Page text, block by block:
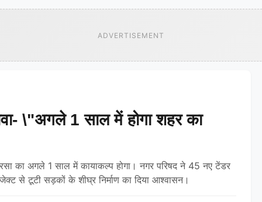
ADVERTISEMENT
\"अगले 1 साल में होगा शहर का
का अगले 1 साल में कायाकल्प होगा। नगर परिषद ने 45 नए टेंडर
से टूटी सड़कों के शीघ्र निर्माण का दिया आश्वासन।